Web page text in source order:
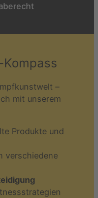
–
mit unserem
Produkte und
verschiedene